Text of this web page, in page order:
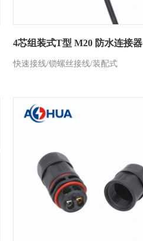
4芯组装式T型 M20 防水连接器
快速接线/锁螺丝接线/装配式